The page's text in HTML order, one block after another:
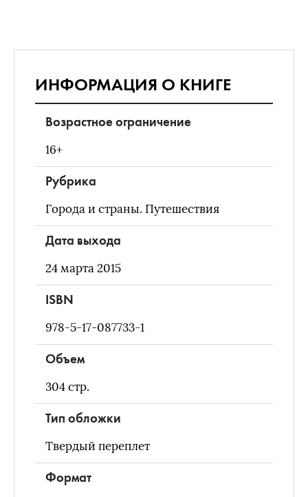
ИНФОРМАЦИЯ О КНИГЕ
Возрастное ограничение
16+
Рубрика
Города и страны. Путешествия
Дата выхода
24 марта 2015
ISBN
978-5-17-087733-1
Объем
304стр.
Тип обложки
Твердый переплет
Формат